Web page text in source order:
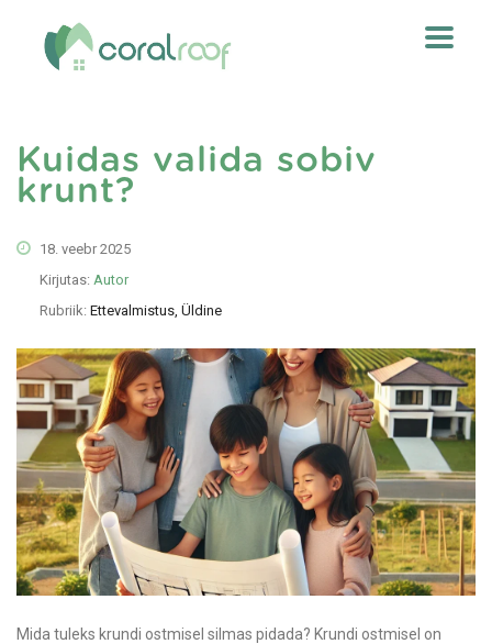
Kuidas valida sobiv
krunt?
18. veebr 2025
Kirjutas: Autor
Rubriik: Ettevalmistus, Üldine
Mida tuleks krundi ostmisel silmas pidada? Krundi ostmisel on